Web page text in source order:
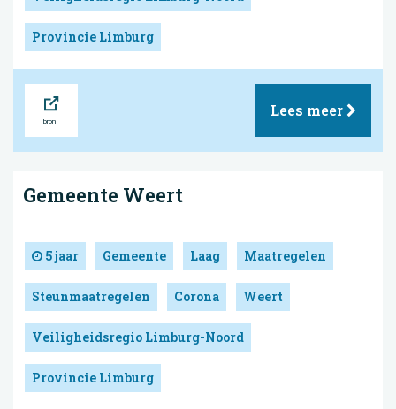
Provincie Limburg
Lees meer
Gemeente Weert
5 jaar Gemeente Laag Maatregelen
Steunmaatregelen Corona Weert
Veiligheidsregio Limburg-Noord
Provincie Limburg